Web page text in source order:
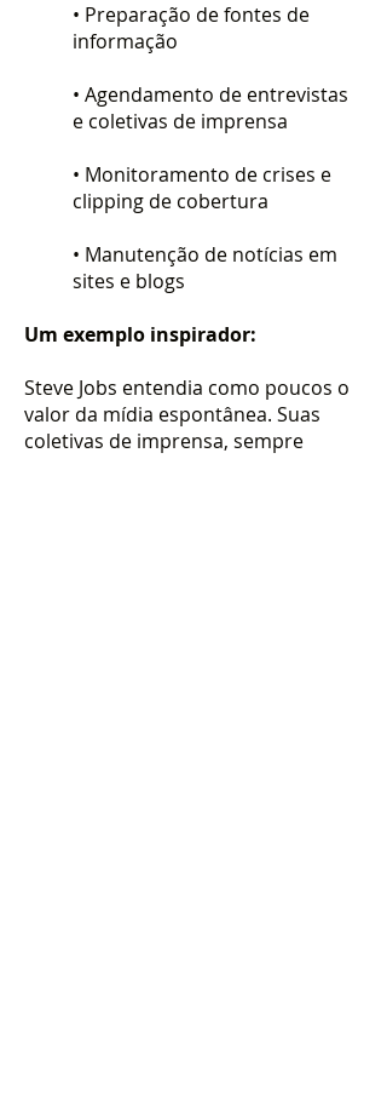
• Preparação de fontes de
informação
• Agendamento de entrevistas
e coletivas de imprensa
• Monitoramento de crises e
clipping de cobertura
• Manutenção de notícias em
sites e blogs
Um exemplo inspirador:
Steve Jobs entendia como poucos o
valor da mídia espontânea. Suas
coletivas de imprensa, sempre